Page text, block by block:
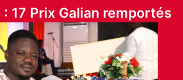
17 Prix Galian remportés